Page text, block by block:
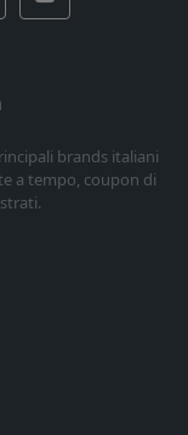
brands italiani
a tempo, coupon di